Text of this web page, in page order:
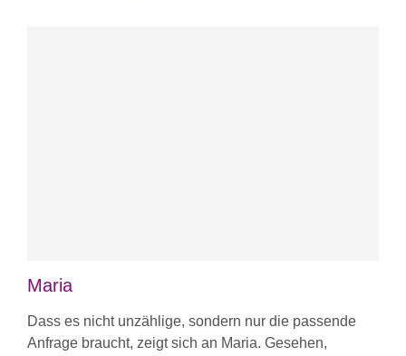
Maria
Dass es nicht unzählige, sondern nur die passende
Anfrage braucht, zeigt sich an Maria. Gesehen,